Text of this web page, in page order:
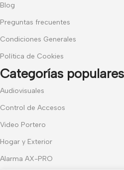
Blog
Preguntas frecuentes
Condiciones Generales
Política de Cookies
Categorías populares
Audiovisuales
Control de Accesos
Video Portero
Hogar y Exterior
Alarma AX-PRO